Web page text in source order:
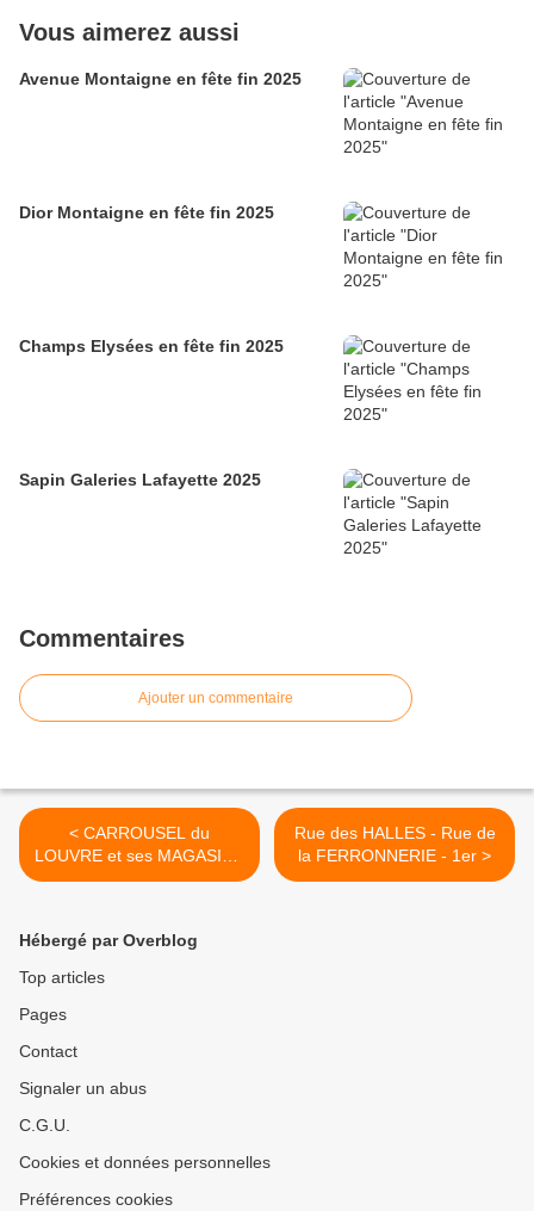
Vous aimerez aussi
Avenue Montaigne en fête fin 2025
Dior Montaigne en fête fin 2025
Champs Elysées en fête fin 2025
Sapin Galeries Lafayette 2025
Commentaires
Ajouter un commentaire
< CARROUSEL du
LOUVRE et ses MAGASINS
- 1er
Rue des HALLES - Rue de
la FERRONNERIE - 1er >
Hébergé par Overblog
Top articles
Pages
Contact
Signaler un abus
C.G.U.
Cookies et données personnelles
Préférences cookies